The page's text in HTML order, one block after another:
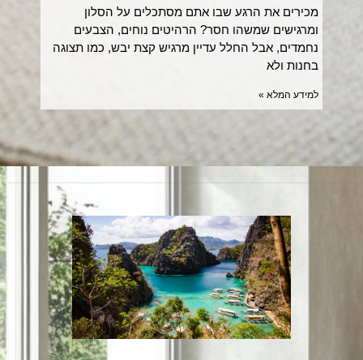
מכירים את הרגע שבו אתם מסתכלים על הסלון
ומרגישים שמשהו חסר? הרהיטים נוחים, הצבעים
נחמדים, אבל החלל עדיין מרגיש קצת יבש, כמו תצוגה
בחנות ולא
למידע המלא »